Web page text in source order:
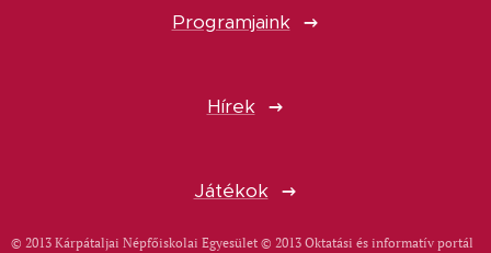
Programjaink
Hírek
Játékok
© 2013 Kárpátaljai Népfőiskolai Egyesület © 2013 Oktatási és informatív portál